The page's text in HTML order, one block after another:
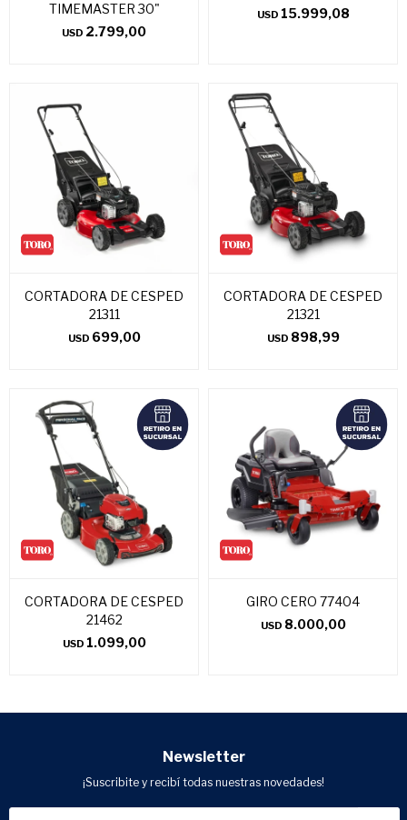
TIMEMASTER 30"
USD 2.799,00
USD 15.999,08
CORTADORA DE CESPED
21311
USD 699,00
CORTADORA DE CESPED
21321
USD 898,99
CORTADORA DE CESPED
21462
USD 1.099,00
GIRO CERO 77404
USD 8.000,00
Newsletter
¡Suscribite y recibí todas nuestras novedades!